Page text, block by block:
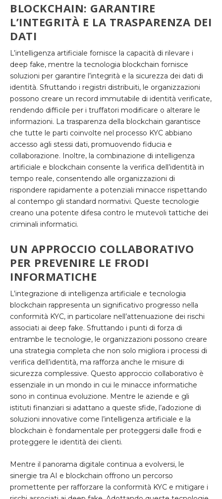
BLOCKCHAIN: GARANTIRE
L’INTEGRITÀ E LA TRASPARENZA DEI
DATI
L’intelligenza artificiale fornisce la capacità di rilevare i
deep fake, mentre la tecnologia blockchain fornisce
soluzioni per garantire l’integrità e la sicurezza dei dati di
identità. Sfruttando i registri distribuiti, le organizzazioni
possono creare un record immutabile di identità verificate,
rendendo difficile per i truffatori modificare o alterare le
informazioni. La trasparenza della blockchain garantisce
che tutte le parti coinvolte nel processo KYC abbiano
accesso agli stessi dati, promuovendo fiducia e
collaborazione. Inoltre, la combinazione di intelligenza
artificiale e blockchain consente la verifica dell’identità in
tempo reale, consentendo alle organizzazioni di
rispondere rapidamente a potenziali minacce rispettando
al contempo gli standard normativi. Queste tecnologie
creano una potente difesa contro le mutevoli tattiche dei
criminali informatici.
UN APPROCCIO COLLABORATIVO
PER PREVENIRE LE FRODI
INFORMATICHE
L’integrazione di intelligenza artificiale e tecnologia
blockchain rappresenta un significativo progresso nella
conformità KYC, in particolare nell’attenuazione dei rischi
associati ai deep fake. Sfruttando i punti di forza di
entrambe le tecnologie, le organizzazioni possono creare
una strategia completa che non solo migliora i processi di
verifica dell’identità, ma rafforza anche le misure di
sicurezza complessive. Questo approccio collaborativo è
essenziale in un mondo in cui le minacce informatiche
sono in continua evoluzione. Mentre le aziende e gli
istituti finanziari si adattano a queste sfide, l’adozione di
soluzioni innovative come l’intelligenza artificiale e la
blockchain è fondamentale per proteggersi dalle frodi e
proteggere le identità dei clienti.
Mentre il panorama digitale continua a evolversi, le
sinergie tra AI e blockchain offrono un percorso
promettente per rafforzare la conformità KYC e mitigare i